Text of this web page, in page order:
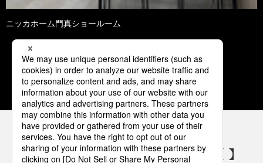
ニッカホーム門真ショールーム
1 2 3 4 5
パナソニックの電気設備 SNSアカウント